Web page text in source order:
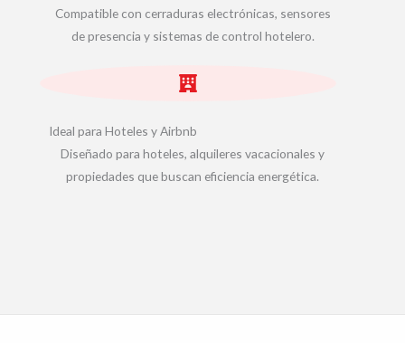
Compatible con cerraduras electrónicas, sensores
de presencia y sistemas de control hotelero.
Ideal para Hoteles y Airbnb
Diseñado para hoteles, alquileres vacacionales y
propiedades que buscan eficiencia energética.